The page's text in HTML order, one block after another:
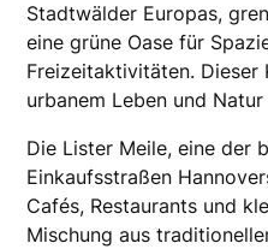
Stadtwälder Europas,
eine grüne Oase für
Freizeitaktivitäten. Dieser
urbanem Leben und
Die Lister Meile, eine der
Einkaufsstraßen
Cafés, Restaurants und
Mischung aus